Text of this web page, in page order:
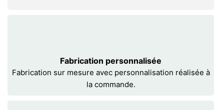
Fabrication personnalisée
Fabrication sur mesure avec personnalisation réalisée à
la commande.